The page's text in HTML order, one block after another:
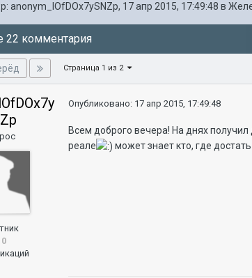
anonym_lOfDOx7ySNZp, 17 апр 2015, 17:49:48 в
22 комментария
Страница 1 из 2
Опубликовано: 17 апр 2015, 17:49:48
Всем доброго вечера! На днях
реале
может знает кто, где